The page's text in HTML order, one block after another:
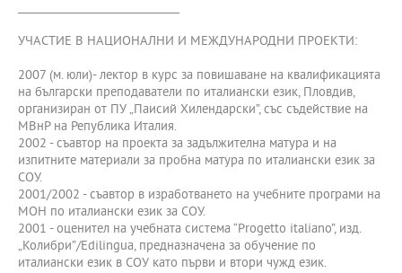
УЧАСТИЕ В НАЦИОНАЛНИ И МЕЖДУНАРОДНИ ПРОЕКТИ:
2007 (м. юли)- лектор в курс за повишаване на квалификацията
на български преподаватели по италиански език, Пловдив,
организиран от ПУ „Паисий Хилендарски”, със съдействие на
МВнР на Република Италия.
2002 - съавтор на проекта за задължителна матура и на
изпитните материали за пробна матура по италиански език за
СОУ.
2001/2002 - съавтор в изработването на учебните програми на
МОН по италиански език за СОУ.
2001 - оценител на учебната система “Progetto italiano”, изд.
„Колибри”/Edilingua, предназначена за обучение по
италиански език в СОУ като първи и втори чужд език.